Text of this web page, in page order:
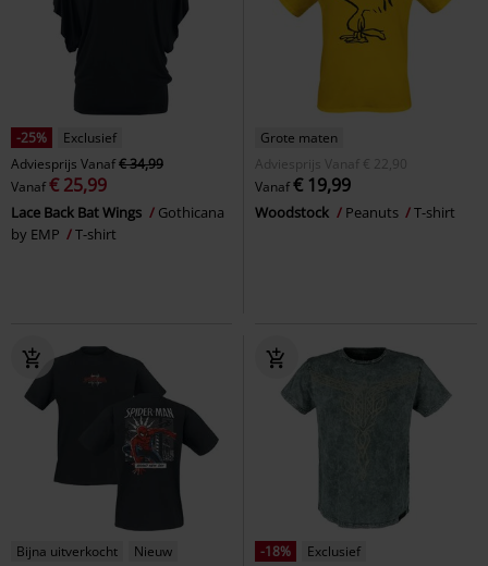
-25%
Exclusief
Adviesprijs Vanaf€ 34,99
Vanaf€ 25,99
Lace Back Bat Wings
Gothicana
by EMP
T-shirt
Grote maten
Adviesprijs
Vanaf € 22,90
Vanaf€ 19,99
Woodstock Peanuts T-shirt
Bijna uitverkocht Nieuw -18%
Exclusief